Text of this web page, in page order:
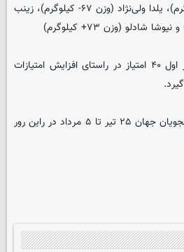
هستی محمدی (وزن۶۲- کیلوگرم)، یلدا ولی‌نژاد (وزن ۶۷- کیلوگرم)، زینب
این رقابتها ۱G است و به نفر اول ۴۰ امتیاز در راستای افزایش امتیازات
سی و دومین یونیورسیاد دانشجویان جهان ۲۵ تیر تا ۵ مرداد در راین رور